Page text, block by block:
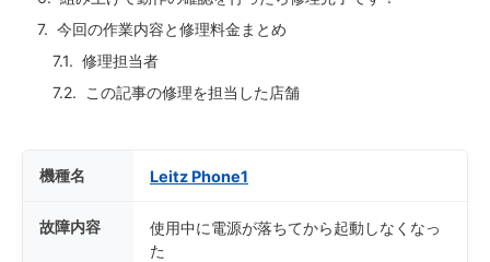
今回の作業内容と修理料金まとめ
修理担当者
この記事の修理を担当した店舗
機種名 Leitz Phone1
故障内容
使用中に電源が落ちてから起動しなくなっ
た